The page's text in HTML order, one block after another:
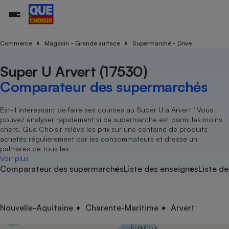
Commerce Magasin - Grande surface Supermarché - Drive
Super U Arvert (17530)
Comparateur des supermarchés
Est-il intéressant de faire ses courses au Super U à Arvert ’ Vous
pouvez analyser rapidement si ce supermarché est parmi les moins
chers. Que Choisir relève les prix sur une centaine de produits
achetés régulièrement par les consommateurs et dresse un
palmarès de tous les
Voir plus
Comparateur des supermarchésListe des enseignesListe
Nouvelle-Aquitaine Charente-Maritime Arvert
Nutrition
Assurance auto
Magasin - Grande surface
Méthode de vente -
Organismes de défense
Système judiciairegratuit
Déchet
Achat - Vente - Travaux
Location
Sport
électrique
Démarche administrative
Senior
Service marchand
Train
Transport aérien
Toutes les actualités
Enquêtes
Guides d'achat
Conseils
Brèves
Tous les services
Soumettre un litige
Lettres types
Rencontrer une association locale
Tous nos combats
Nos actions
Nos grandes victoires
Les billets de la présidente
Nos associations locales
Nous rejoindre
En savoir plus sur Que Choisir Ensemble
nous ?
L’association
Nos missions
Notre méthodologie
Notre financement
Nos partenaires
Nous rejoindre